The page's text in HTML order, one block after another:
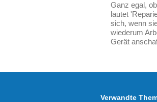
Ganz egal,
lautet
sich, wenn
wiederum
Gerät
Verwandte